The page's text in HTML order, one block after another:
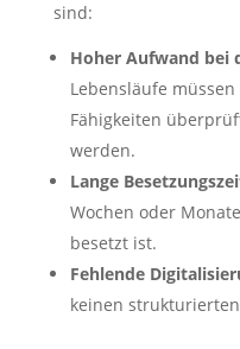
sind:
Hoher Aufwand bei
Lebensläufe
Fähigkeiten
werden.
Lange
Wochen oder
besetzt ist.
Fehlende
keinen